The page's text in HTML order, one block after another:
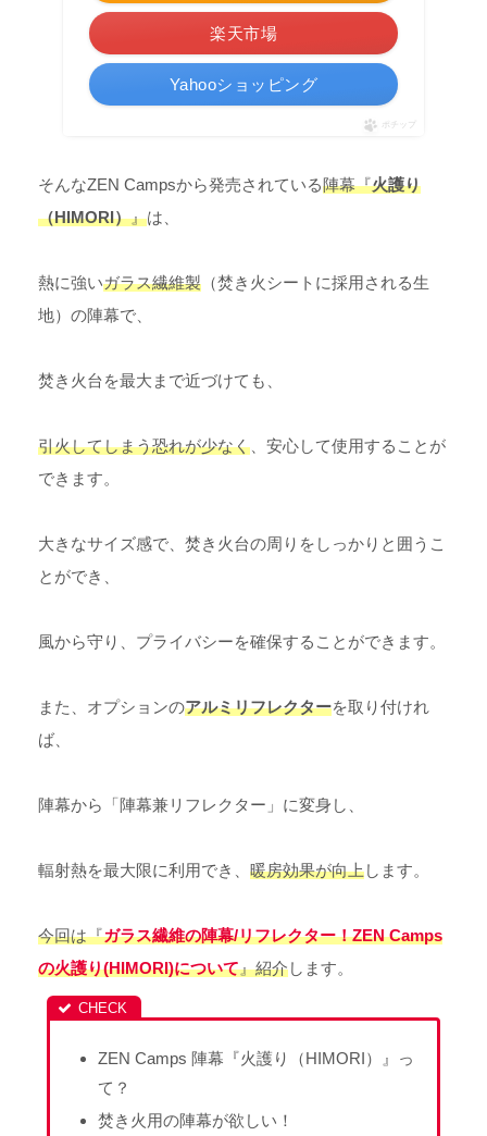
楽天市場
Yahooショッピング
ポチップ
そんなZEN Campsから発売されている陣幕『火護り
（HIMORI）』は、
熱に強いガラス繊維製 （焚き火シートに採用される生
地）の陣幕で、
焚き火台を最大まで近づけても、
引火してしまう恐れが少なく 、安心して使用することが
できます。
大きなサイズ感で、焚き火台の周りをしっかりと囲うこ
とができ、
風から守り、プライバシーを確保することができます。
また、オプションのアルミリフレクターを取り付けれ
ば、
陣幕から「陣幕兼リフレクター」に変身し、
輻射熱を最大限に利用でき、 暖房効果が向上します。
今回は『ガラス繊維の陣幕/リフレクター！ZEN Camps
の火護り(HIMORI)について』紹介します。
ZEN Camps 陣幕『火護り（HIMORI）』っ
て？
焚き火用の陣幕が欲しい！